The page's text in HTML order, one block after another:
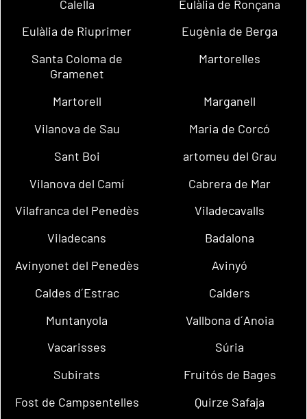
Calella
Eulàlia de Ronçana
Eulàlia de Riuprimer
Eugènia de Berga
Santa Coloma de
Gramenet
Martorelles
Martorell
Marganell
Vilanova de Sau
Maria de Corcó
Sant Boi
artomeu del Grau
Vilanova del Camí
Cabrera de Mar
Vilafranca del Penedès
Viladecavalls
Viladecans
Badalona
Avinyonet del Penedès
Avinyó
Caldes d´Estrac
Calders
Muntanyola
Vallbona d´Anoia
Vacarisses
Súria
Subirats
Fruitós de Bages
Fost de Campsentelles
Quirze Safaja